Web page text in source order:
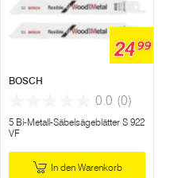
2499
BOSCH
0.0 (0)
5 Bi-Metall-Säbelsägeblätter S 922
VF
In den Warenkorb